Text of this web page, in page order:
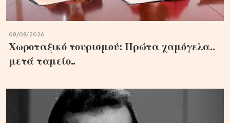
08/08/2026
Χωροταξικό τουρισμού: Πρώτα χαμόγελα..
μετά ταμείο..